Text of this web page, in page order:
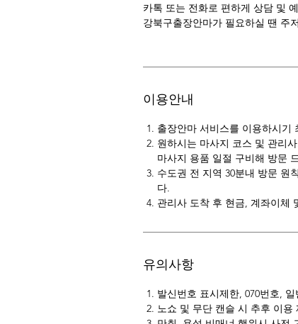
카톡 또는 전화로 편하게 상담 및
강북구출장안마가 필요하실 땐 주
이용안내
출장안마 서비스를 이용하시기
원하시는 마사지 코스 및 관리
마사지 용품 일절 구비해 방문
수도권 전 지역 30분내 방문 원
다.
관리사 도착 후 현금, 계좌이체
유의사항
발신번호 표시제한, 070번호,
노쇼 및 무단 캔슬 시 추후 이용